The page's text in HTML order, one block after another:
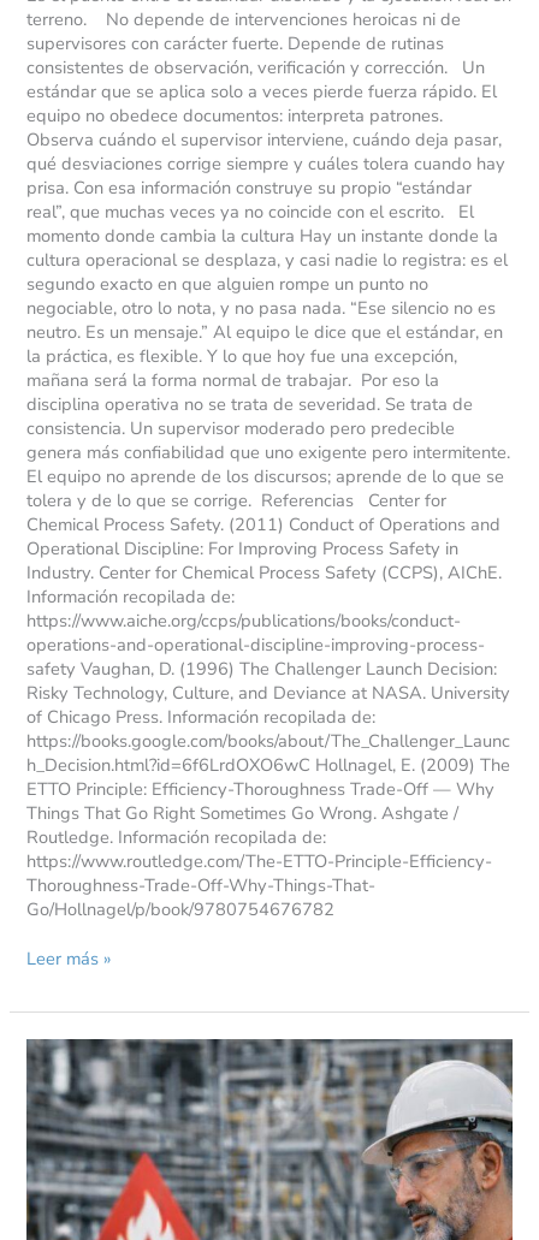
terreno. No depende de intervenciones heroicas ni de
supervisores con carácter fuerte. Depende de rutinas
consistentes de observación, verificación y corrección. Un
estándar que se aplica solo a veces pierde fuerza rápido. El
equipo no obedece documentos: interpreta patrones.
Observa cuándo el supervisor interviene, cuándo deja pasar,
qué desviaciones corrige siempre y cuáles tolera cuando hay
prisa. Con esa información construye su propio “estándar
real”, que muchas veces ya no coincide con el escrito. El
momento donde cambia la cultura Hay un instante donde la
cultura operacional se desplaza, y casi nadie lo registra: es el
segundo exacto en que alguien rompe un punto no
negociable, otro lo nota, y no pasa nada. “Ese silencio no es
neutro. Es un mensaje.” Al equipo le dice que el estándar, en
la práctica, es flexible. Y lo que hoy fue una excepción,
mañana será la forma normal de trabajar. Por eso la
disciplina operativa no se trata de severidad. Se trata de
consistencia. Un supervisor moderado pero predecible
genera más confiabilidad que uno exigente pero intermitente.
El equipo no aprende de los discursos; aprende de lo que se
tolera y de lo que se corrige. Referencias Center for
Chemical Process Safety. (2011) Conduct of Operations and
Operational Discipline: For Improving Process Safety in
Industry. Center for Chemical Process Safety (CCPS), AIChE.
Información recopilada de:
https://www.aiche.org/ccps/publications/books/conduct-
operations-and-operational-discipline-improving-process-
safety Vaughan, D. (1996) The Challenger Launch Decision:
Risky Technology, Culture, and Deviance at NASA. University
of Chicago Press. Información recopilada de:
https://books.google.com/books/about/The_Challenger_Launc
h_Decision.html?id=6f6LrdOXO6wC Hollnagel, E. (2009) The
ETTO Principle: Efficiency-Thoroughness Trade-Off — Why
Things That Go Right Sometimes Go Wrong. Ashgate /
Routledge. Información recopilada de:
https://www.routledge.com/The-ETTO-Principle-Efficiency-
Thoroughness-Trade-Off-Why-Things-That-
Go/Hollnagel/p/book/9780754676782
Leer más »
Por
qué
la
gestión
del
riesgo
en
activos